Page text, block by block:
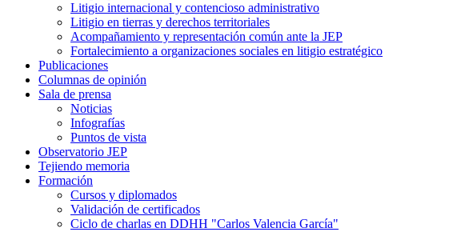
Litigio internacional y contencioso administrativo
Litigio en tierras y derechos territoriales
Acompañamiento y representación común ante la JEP
Fortalecimiento a organizaciones sociales en litigio estratégico
Publicaciones
Columnas de opinión
Sala de prensa
Noticias
Infografías
Puntos de vista
Observatorio JEP
Tejiendo memoria
Formación
Cursos y diplomados
Validación de certificados
Ciclo de charlas en DDHH "Carlos Valencia García"